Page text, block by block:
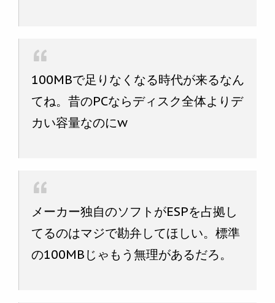
100MBで足りなくなる時代が来るなん
てね。昔のPCならディスク全体よりデ
カい容量なのにw
メーカー独自のソフトがESPを占拠し
てるのはマジで勘弁してほしい。標準
の100MBじゃもう無理があるだろ。